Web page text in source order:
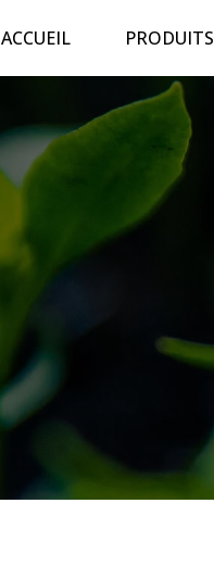
ACCUEIL PRODUITS